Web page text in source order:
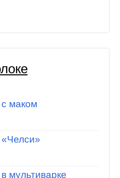
маком
«Челси»
мультиварке